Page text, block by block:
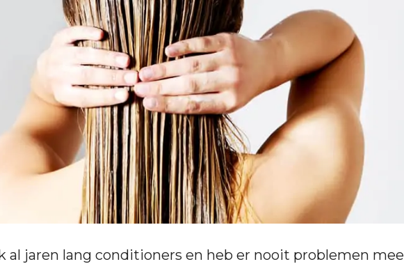
al jaren lang conditioners en heb er nooit problemen mee